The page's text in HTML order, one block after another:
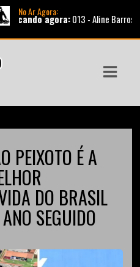
No Ar Agora:
agora:013 - Aline Barros - Jeova
PEIXOTO É A
DO BRASIL
SEGUIDO